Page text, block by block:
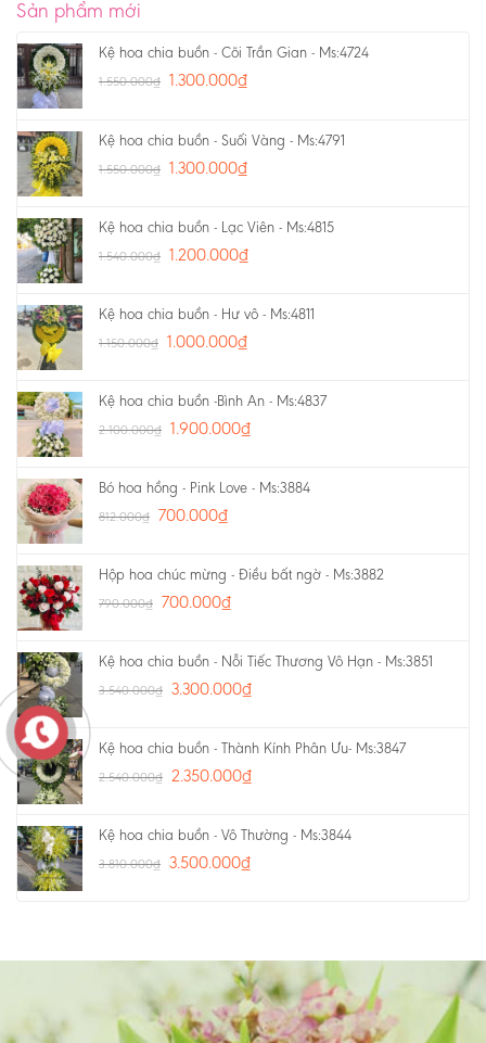
Sản phẩm mới
Kệ hoa chia buồn - Cõi Trần Gian - Ms:4724
1.550.000₫ 1.300.000₫
Kệ hoa chia buồn - Suối Vàng - Ms:4791
1.550.000₫ 1.300.000₫
Kệ hoa chia buồn - Lạc Viên - Ms:4815
1.540.000₫ 1.200.000₫
Kệ hoa chia buồn - Hư vô - Ms:4811
1.150.000₫ 1.000.000₫
Kệ hoa chia buồn -Bình An - Ms:4837
2.100.000₫ 1.900.000₫
Bó hoa hồng - Pink Love - Ms:3884
812.000₫ 700.000₫
Hộp hoa chúc mừng - Điều bất ngờ - Ms:3882
790.000₫ 700.000₫
Kệ hoa chia buồn - Nỗi Tiếc Thương Vô Hạn - Ms:3851
3.540.000₫ 3.300.000₫
Kệ hoa chia buồn - Thành Kính Phân Ưu- Ms:3847
2.540.000₫ 2.350.000₫
Kệ hoa chia buồn - Vô Thường - Ms:3844
3.810.000₫ 3.500.000₫